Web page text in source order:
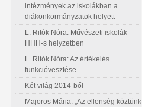
intézmények az iskolákban a
diákönkormányzatok helyett
L. Ritók Nóra: Művészeti iskolák
HHH-s helyzetben
L. Ritók Nóra: Az értékelés
funkcióvesztése
Két világ 2014-ből
Majoros Mária: „Az ellenség köztünk